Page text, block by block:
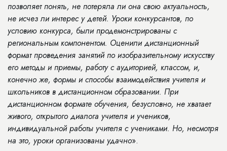
позволяет понять, не потеряла ли она свою актуальность,
не исчез ли интерес у детей. Уроки конкурсантов, по
условию конкурса, были продемонстрированы с
региональным компонентом. Оценили дистанционный
формат проведения занятий по изобразительному искусству
его методы и приемы, работу с аудиторией, классом, и,
конечно же, формы и способы взаимодействия учителя и
школьников в дистанционном образовании. При
дистанционном формате обучения, безусловно, не хватает
живого, открытого диалога учителя и учеников,
индивидуальной работы учителя с учениками. Но, несмотря
на это, уроки организованы удачно».